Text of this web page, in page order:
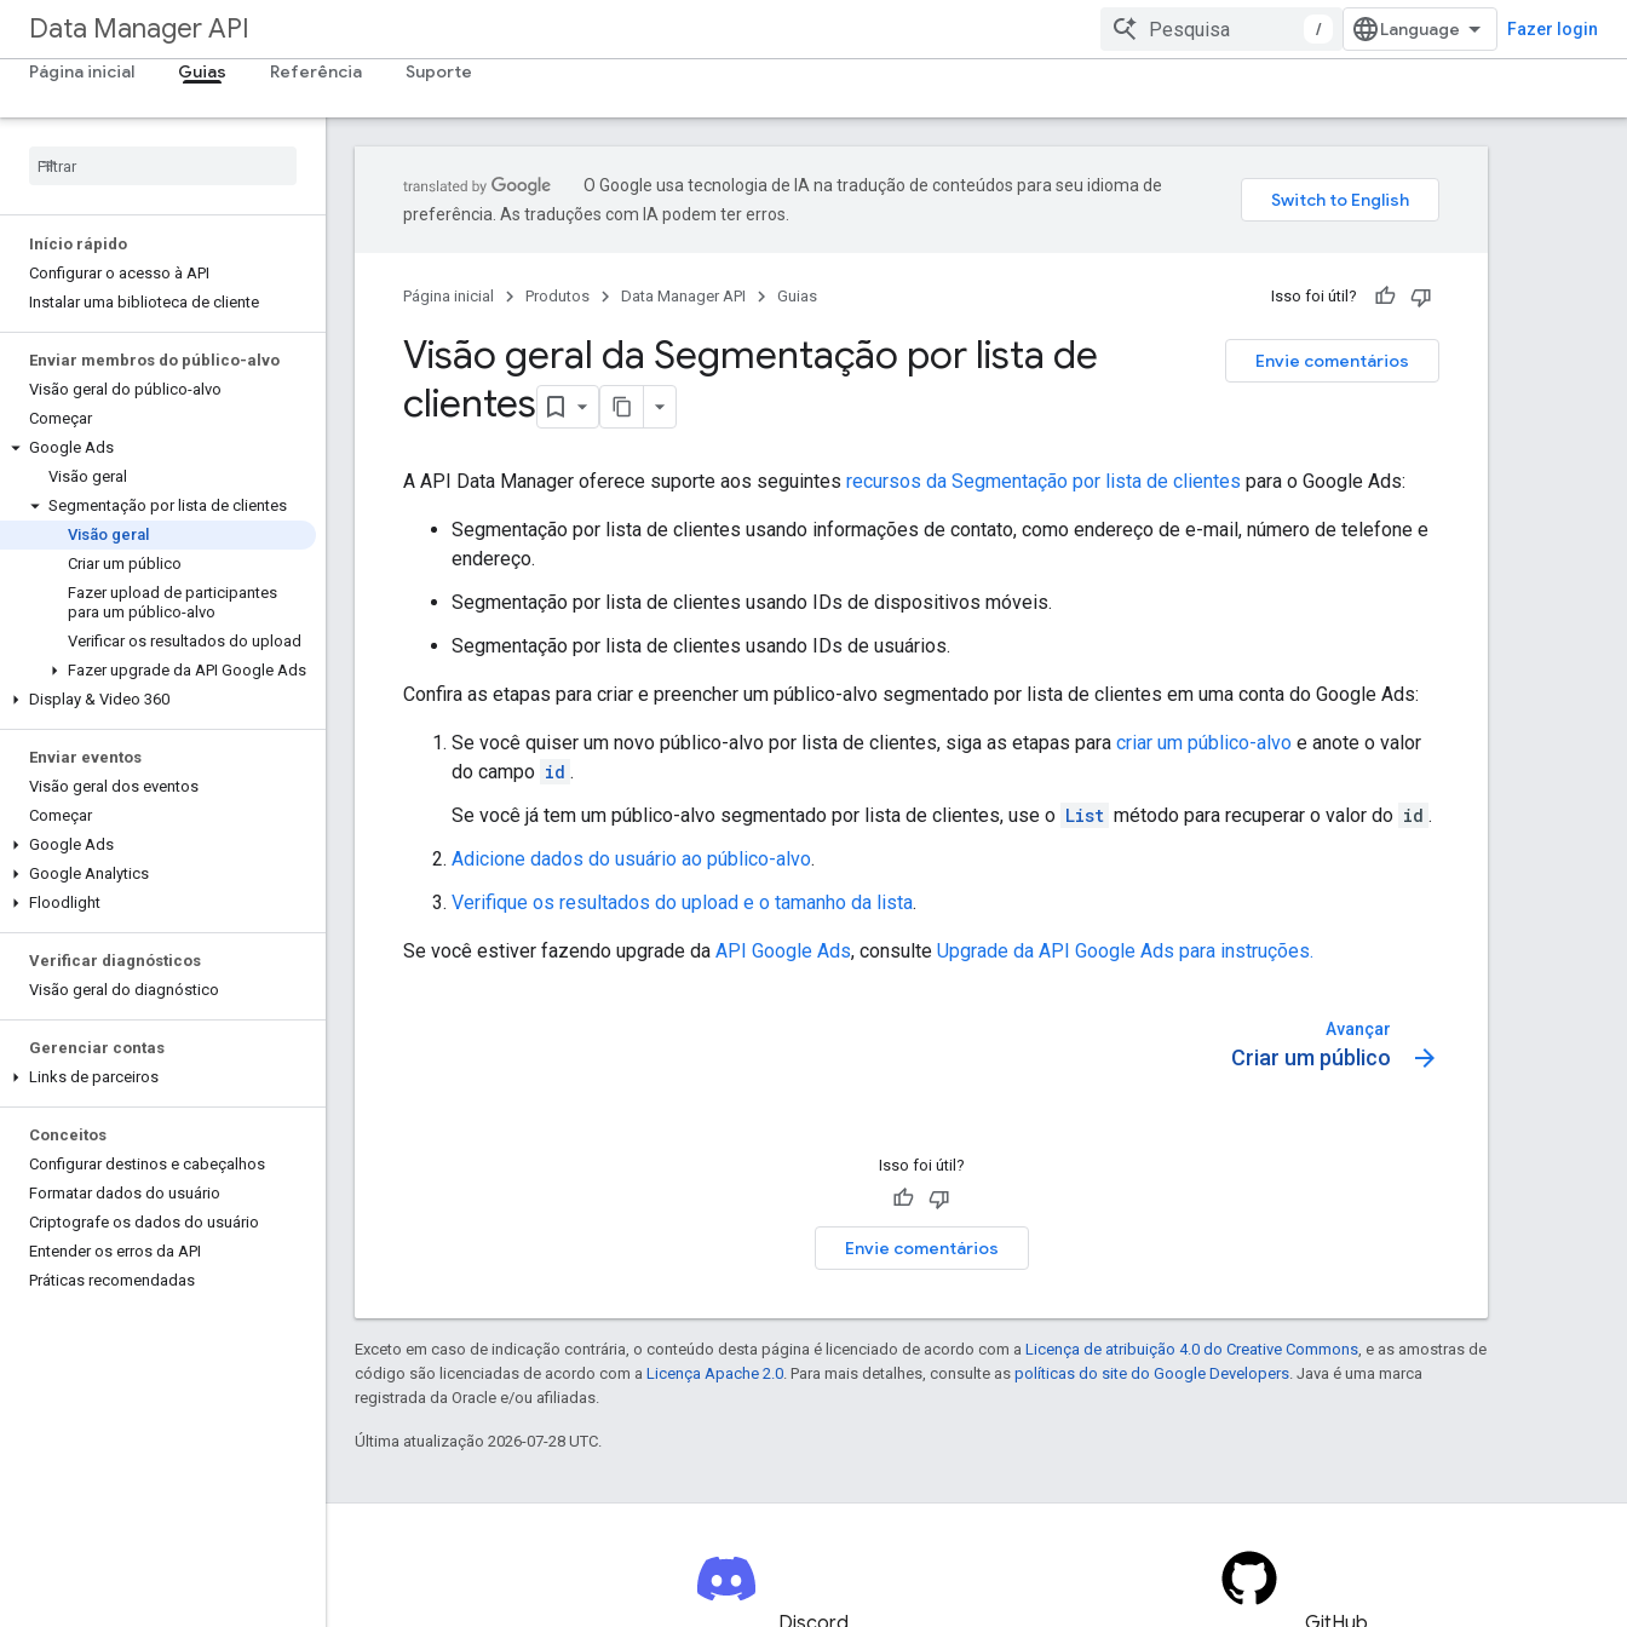
Data Manager API / Fazer login
Página inicial Guias Referência Suporte
Início rápido
Configurar o acesso à API
Instalar uma biblioteca de cliente
Enviar membros do público-alvo
Visão geral do público-alvo
Começar
Google Ads
Visão geral
Segmentação por lista de clientes
Visão geral
Criar um público
Fazer upload de participantes
para um público-alvo
Verificar os resultados do upload
Fazer upgrade da API Google Ads
Display & Video 360
Enviar eventos
Visão geral dos eventos
Começar
Google Ads
Google Analytics
Floodlight
Verificar diagnósticos
Visão geral do diagnóstico
Gerenciar contas
Links de parceiros
Conceitos
Configurar destinos e cabeçalhos
Formatar dados do usuário
Criptografe os dados do usuário
Entender os erros da API
Práticas recomendadas
O Google usa tecnologia de IA na tradução de conteúdos para seu idioma de
preferência. As traduções com IA podem ter erros.
Página inicial Produtos Data Manager API Guias Isso foi útil?
Envie comentários
Visão geral da Segmentação por lista de
clientes
A API Data Manager oferece suporte aos seguintes recursos da Segmentação por lista de clientes para o Google Ads:
Segmentação por lista de clientes usando informações de contato, como endereço de e-mail, número de telefone e
endereço.
Segmentação por lista de clientes usando IDs de dispositivos móveis.
Segmentação por lista de clientes usando IDs de usuários.
Confira as etapas para criar e preencher um público-alvo segmentado por lista de clientes em uma conta do Google Ads:
Se você quiser um novo público-alvo por lista de clientes, siga as etapas para criar um público-alvo e anote o valor
do campo id .
Se você já tem um público-alvo segmentado por lista de clientes, use o List método para recuperar o valor do id .
Adicione dados do usuário ao público-alvo.
Verifique os resultados do upload e o tamanho da lista.
Se você estiver fazendo upgrade da API Google Ads, consulte Upgrade da API Google Ads para instruções.
Avançar
Criar um público arrow_forward
Isso foi útil?
Envie comentários
Exceto em caso de indicação contrária, o conteúdo desta página é licenciado de acordo com a Licença de atribuição 4.0 do Creative Commons , e as amostras de
código são licenciadas de acordo com a Licença Apache 2.0 . Para mais detalhes, consulte as políticas do site do Google Developers . Java é uma marca
registrada da Oracle e/ou afiliadas.
Última atualização 2026-07-28 UTC.